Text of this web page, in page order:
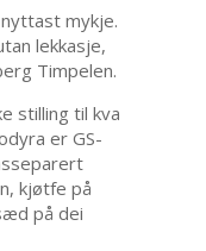
mykje.
lekkasje,
Timpelen.
stilling til kva
er GS-
kjøtfe på
på dei